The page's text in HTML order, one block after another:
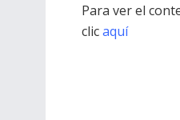
Para ver el
clicaquí